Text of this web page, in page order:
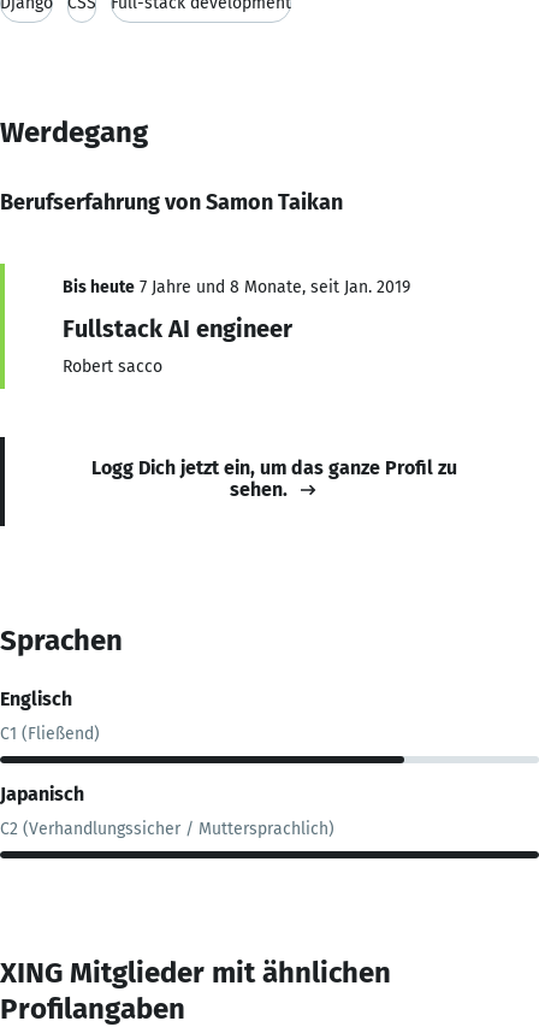
Werdegang
Berufserfahrung von Samon Taikan
Bis heute 7 Jahre und 8 Monate, seit Jan. 2019
Fullstack AI engineer
Robert sacco
Logg Dich jetzt ein, um das ganze Profil zu
sehen.
Sprachen
Englisch
C1 (Fließend)
Japanisch
C2 (Verhandlungssicher / Muttersprachlich)
XING Mitglieder mit ähnlichen
Profilangaben